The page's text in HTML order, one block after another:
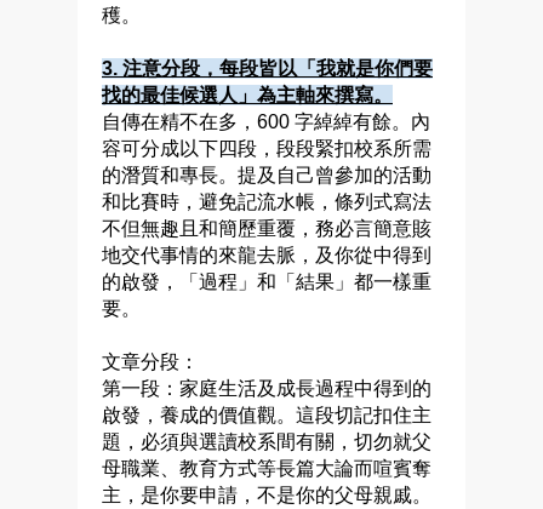
穫。
3. 注意分段，每段皆以「我就是你們要
找的最佳候選人」為主軸來撰寫。
自傳在精不在多，600 字綽綽有餘。內
容可分成以下四段，段段緊扣校系所需
的潛質和專長。提及自己曾參加的活動
和比賽時，避免記流水帳，條列式寫法
不但無趣且和簡歷重覆，務必言簡意賅
地交代事情的來龍去脈，及你從中得到
的啟發，「過程」和「結果」都一樣重
要。
文章分段：
第一段：家庭生活及成長過程中得到的
啟發，養成的價值觀。這段切記扣住主
題，必須與選讀校系間有關，切勿就父
母職業、教育方式等長篇大論而喧賓奪
主，是你要申請，不是你的父母親戚。